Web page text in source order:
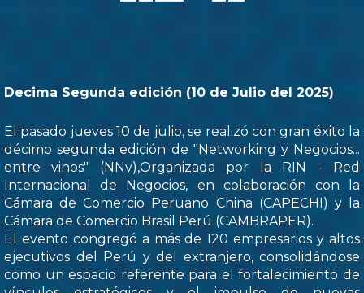
Decima Segunda edición (10 de Julio del 2025)
El pasado jueves 10 de julio, se realizó con gran éxito la
décimo segunda edición de "Networking y Negocios...
entre vinos" (NNv),Organizada por la RIN - Red
Internacional de Negocios, en colaboración con la
Cámara de Comercio Peruano China (CAPECHI) y la
Cámara de Comercio Brasil Perú (CAMBRAPER).
El evento congregó a más de 120 empresarios y altos
ejecutivos del Perú y del extranjero, consolidándose
como un espacio referente para el fortalecimiento de